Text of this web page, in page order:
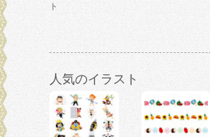
ト
人気のイラスト